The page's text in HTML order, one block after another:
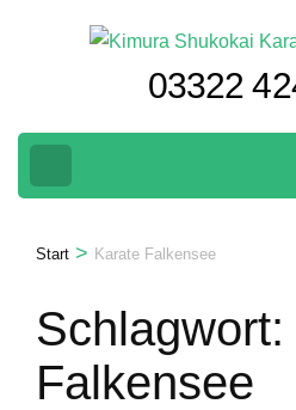
drücken)
03322
Start > Karate Falkensee
Schlagwort:
Falkensee